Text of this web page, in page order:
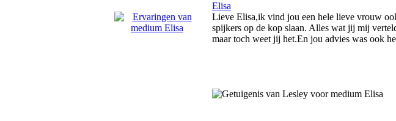
Elisa
Lieve Elisa,ik vind jou een hele lieve vrouw
spijkers op de kop slaan. Alles wat jij mij
maar toch weet jij het.En jou advies was ook